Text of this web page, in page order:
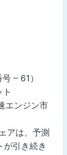
– 61）
エンジン市
アは、予測
引き続き